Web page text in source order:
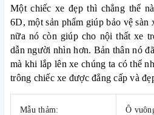
Một chiếc xe đẹp thì chẳng thể
6D, một sản phẩm giúp bảo vệ sàn
nữa nó còn giúp cho nội thất xe
dẫn người nhìn hơn. Bản thân nó
mà khi lắp lên xe chúng ta có thể
trông chiếc xe được đẳng cấp và
Mẫu thảm: Ô